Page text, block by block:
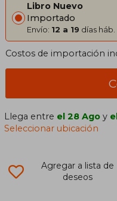
Libro Nuevo
Importado
Envío: 12 a 19 días háb.
Costos de importación
Llega entre el 28 Ago y
Seleccionar ubicación
Agregar a lista de
deseos